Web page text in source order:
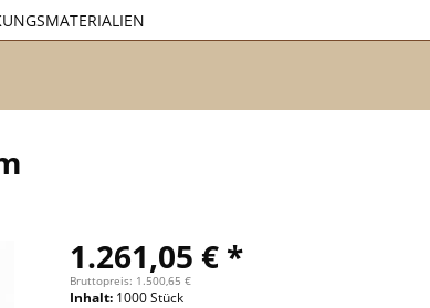
1.261,05 € *
Bruttopreis: 1.500,65 €
Inhalt: 1000 Stück